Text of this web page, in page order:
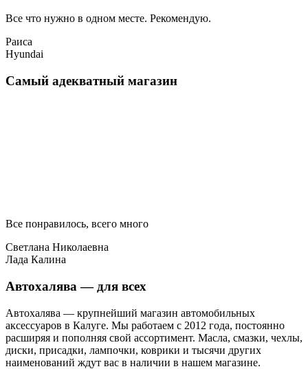
Все что нужно в одном месте. Рекомендую.
Раиса
Hyundai
Самый адекватный магазин
Все понравилось, всего много
Светлана Николаевна
Лада Калина
Автохалява — для всех
Автохалява — крупнейший магазин автомобильных
аксессуаров в Калуге. Мы работаем с 2012 года, постоянно
расширяя и пополняя свой ассортимент. Масла, смазки, чехлы,
диски, присадки, лампочки, коврики и тысячи других
наименований ждут вас в наличии в нашем магазине.